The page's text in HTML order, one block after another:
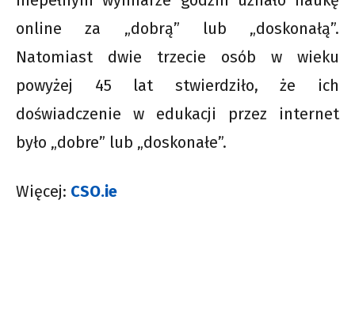
online za „dobrą” lub „doskonałą”.
Natomiast dwie trzecie osób w wieku
powyżej 45 lat stwierdziło, że ich
doświadczenie w edukacji przez internet
było „dobre” lub „doskonałe”.
Więcej: CSO.ie